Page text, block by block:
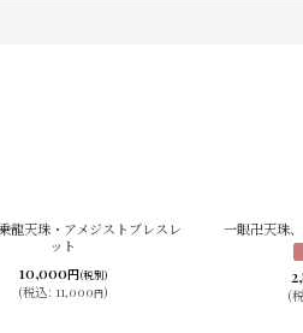
龍天珠・アメジストブレスレ
ット
10,000円(税別)
(税込: 11,000円)
一眼卍天珠
(